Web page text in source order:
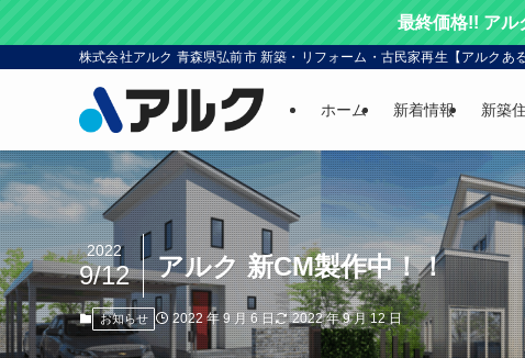
最終価格!! アル
株式会社アルク 青森県弘前市 新築・リフォーム・古民家再生【アルクある
ホーム 新着情報 新築
アルク 新CM製作中！！
2022
9/12
お知らせ 2022 年 9 月 6 日 2022 年 9 月 12 日